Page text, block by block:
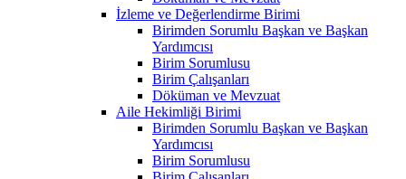
İzleme ve Değerlendirme Birimi
Birimden Sorumlu Başkan ve Başkan
Yardımcısı
Birim Sorumlusu
Birim Çalışanları
Döküman ve Mevzuat
Aile Hekimliği Birimi
Birimden Sorumlu Başkan ve Başkan
Yardımcısı
Birim Sorumlusu